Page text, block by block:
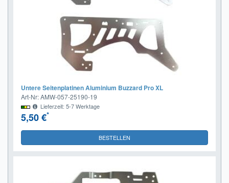
Untere Seitenplatinen Aluminium Buzzard Pro XL
Art-Nr: AMW-057-25190-19
Lieferzeit: 5-7 Werktage
5,50 €*
BESTELLEN